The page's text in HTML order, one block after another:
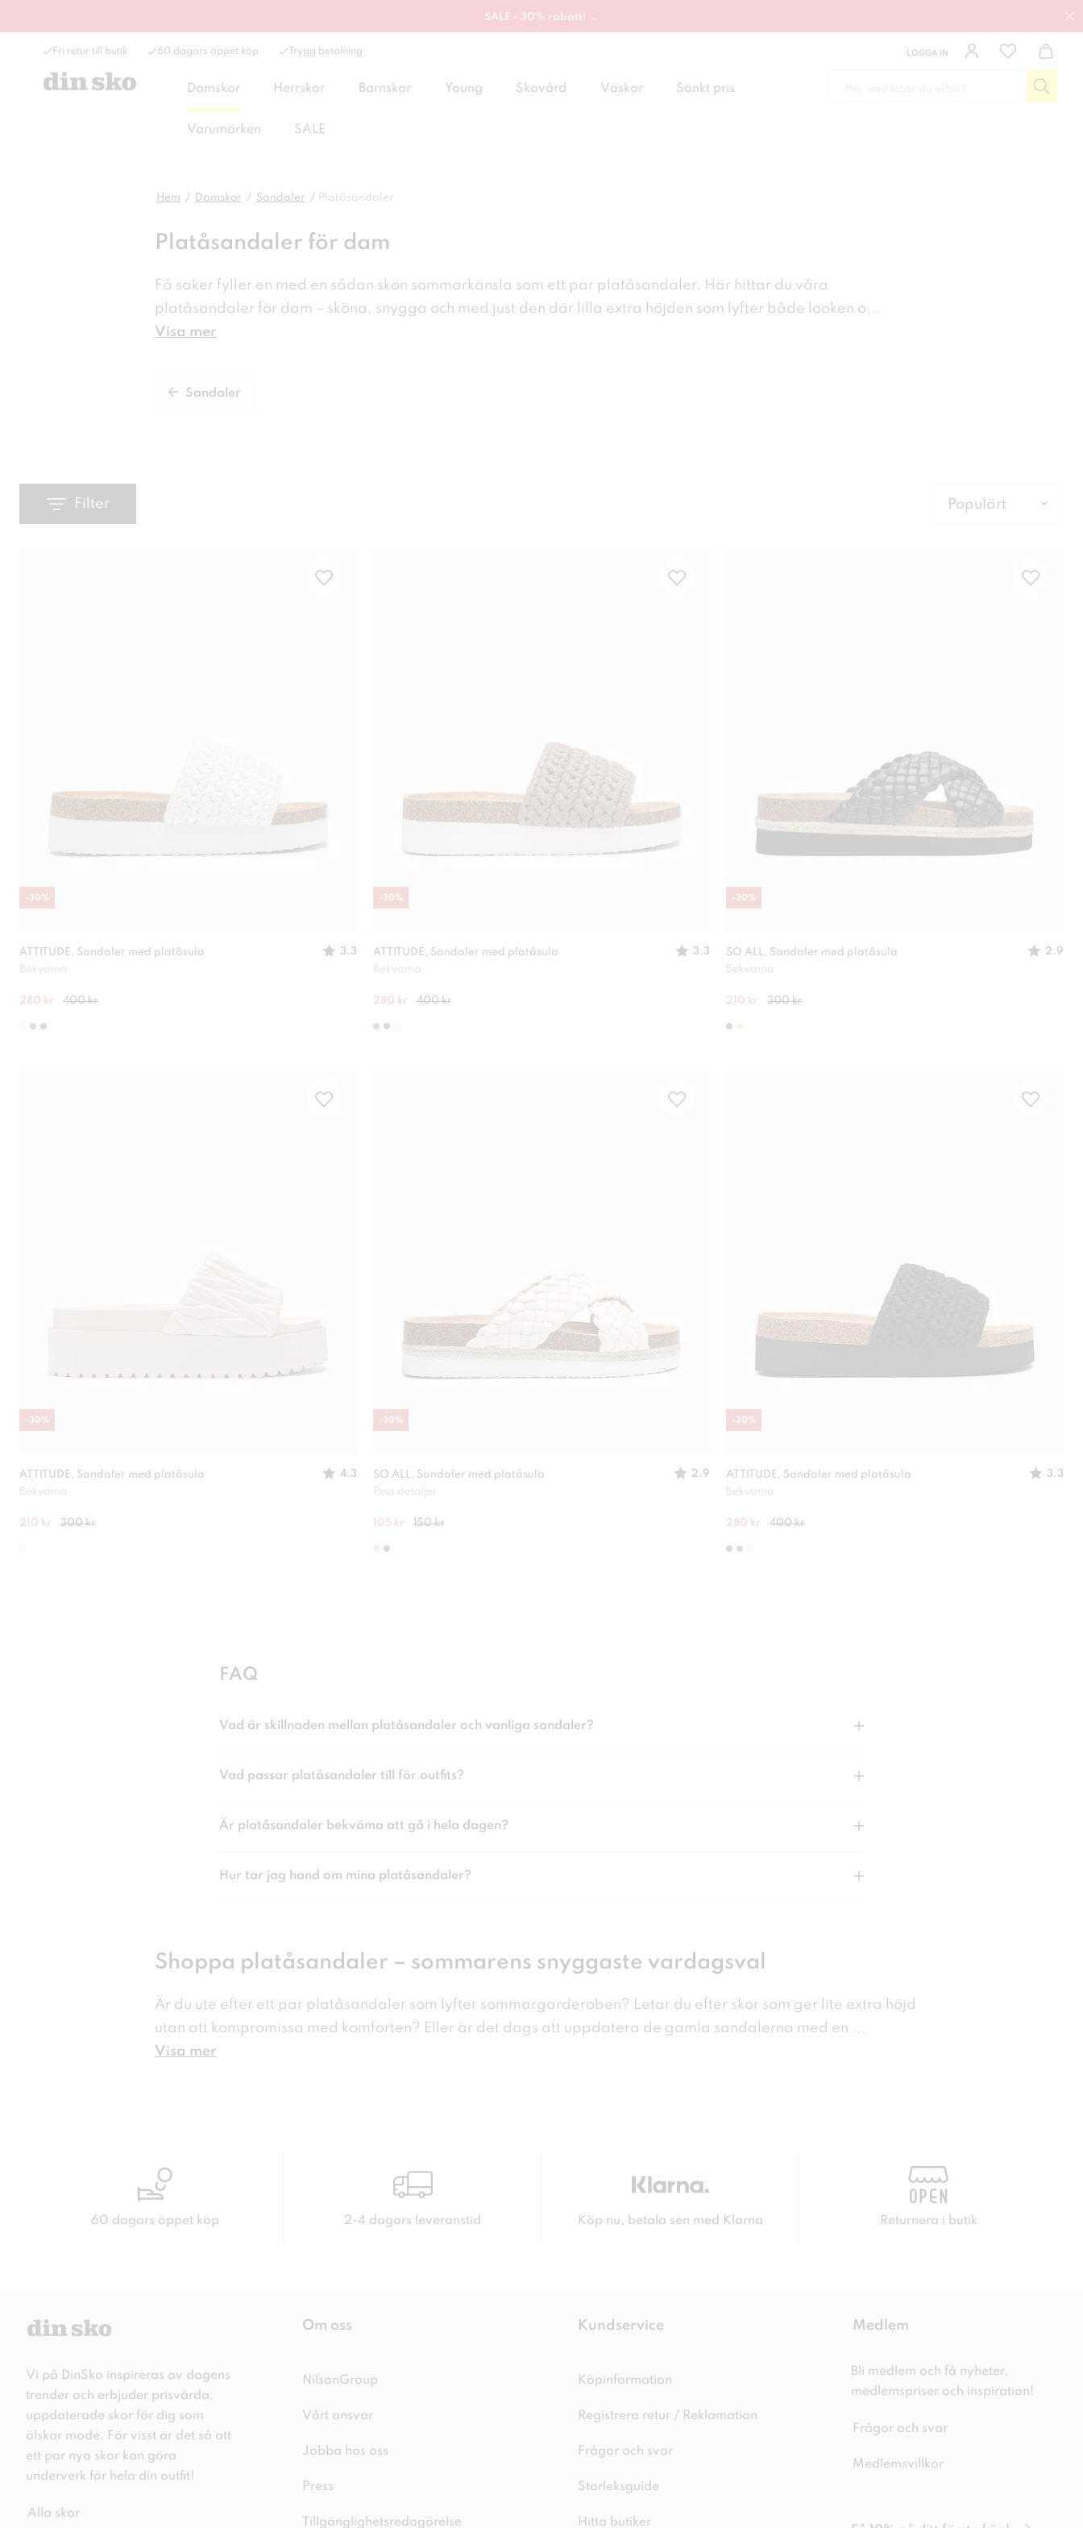
SALE - 30% rabatt! →
Fri retur till butik 60 dagars öppet köp Trygg betalning LOGGA IN
Damskor Herrskor Barnskor Young Skovård Väskor Sänkt pris
Varumärken SALE
Hem Damskor Sandaler Platåsandaler
Platåsandaler för dam
Få saker fyller en med en sådan skön sommarkänsla som ett par platåsandaler. Här hittar du våra
platåsandaler för dam – sköna, snygga och med just den där lilla extra höjden som lyfter både looken o...
Visa mer
Sandaler
Filter
Populärt
ATTITUDE, Sandaler med platåsula
3.3
Bekväma
280 kr 400 kr
-30%
ATTITUDE, Sandaler med platåsula
3.3
Bekväma
280 kr 400 kr
-30%
SO ALL, Sandaler med platåsula
2.9
Bekväma
210 kr 300 kr
-30%
ATTITUDE, Sandaler med platåsula
4.3
Bekväma
210 kr 300 kr
-30%
SO ALL, Sandaler med platåsula
2.9
Fina detaljer
105 kr 150 kr
-30%
ATTITUDE, Sandaler med platåsula
3.3
Bekväma
280 kr 400 kr
-30%
FAQ
Vad är skillnaden mellan platåsandaler och vanliga sandaler?
Vad passar platåsandaler till för outfits?
Är platåsandaler bekväma att gå i hela dagen?
Hur tar jag hand om mina platåsandaler?
Shoppa platåsandaler – sommarens snyggaste vardagsval
Är du ute efter ett par platåsandaler som lyfter sommargarderoben? Letar du efter skor som ger lite extra höjd
utan att kompromissa med komforten? Eller är det dags att uppdatera de gamla sandalerna med en
Visa mer
60 dagars öppet köp 2-4 dagars leveranstid Köp nu, betala sen med Klarna Returnera i butik
Vi på DinSko inspireras av dagens
trender och erbjuder prisvärda,
uppdaterade skor för dig som
älskar mode. För visst är det så att
ett par nya skor kan göra
underverk för hela din outfit!
Alla skor
Om oss
NilsonGroup
Vårt ansvar
Jobba hos oss
Press
Tillgänglighetsredogörelse
Kundservice
Köpinformation
Registrera retur / Reklamation
Frågor och svar
Storleksguide
Hitta butiker
Medlem
Bli medlem och få nyheter,
medlemspriser och inspiration!
Frågor och svar
Medlemsvillkor